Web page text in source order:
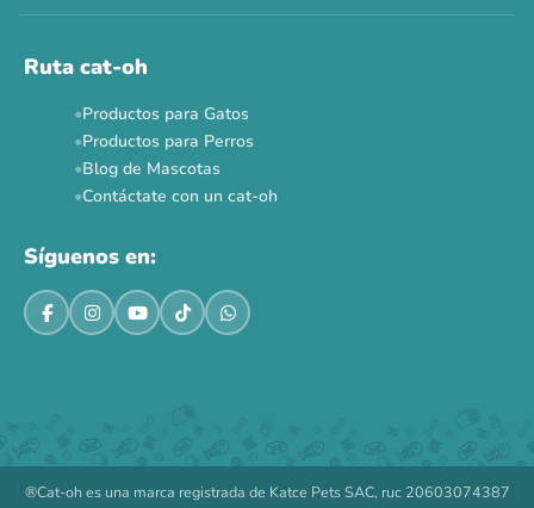
Ruta cat-oh
Productos para Gatos
Productos para Perros
Blog de Mascotas
Contáctate con un cat-oh
Síguenos en:
®Cat-oh es una marca registrada de Katce Pets SAC, ruc 20603074387